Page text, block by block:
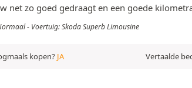
net zo goed gedraagt en een goede
- Voertuig: Skoda Superb Limousine
Vertaalde
kopen? JA